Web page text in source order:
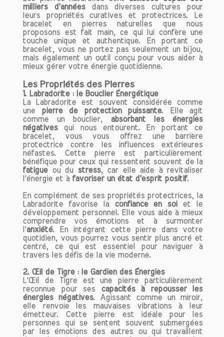
milliers d'annéesdans diverses cultures pour
leurs propriétés curatives et protectrices. Le
bracelet en pierres naturelles que nous
proposons est fait main, ce qui lui confère une
touche unique et authentique. En portant ce
bracelet, vous ne portez pas seulement un bijou,
mais également un outil conçu pour vous aider à
mieux gérer votre énergie quotidienne.
Les Propriétés des Pierres
1. Labradorite : le Bouclier Énergétique
La Labradorite est souvent considérée comme
une pierre de protection puissante. Elle agit
comme un bouclier, absorbant les énergies
négativesqui nous entourent. En portant ce
bracelet, vous vous offrez une barrière
protectrice contre les influences extérieures
néfastes. Cette pierre est particulièrement
bénéfique pour ceux qui ressentent souvent de la
fatigueou du stress, car elle aide à revitaliser
l'énergie et à favoriser un état d'esprit positif.
En complément de ses propriétés protectrices, la
Labradorite favorise la confiance en soiet le
développement personnel. Elle vous aide à mieux
comprendre vos émotions et à surmonter
l'anxiété. En intégrant cette pierre dans votre
quotidien, vous pourrez vous sentir plus ancré et
centré, ce qui est essentiel pour naviguer à
travers les défis de la vie moderne.
2. Œil de Tigre : le Gardien des Énergies
L'Œil de Tigre est une pierre particulièrement
reconnue pour ses capacités à repousser les
énergies négatives. Agissant comme un miroir,
elle renvoie les mauvaises vibrations à leur
émetteur. Cette pierre est idéale pour les
personnes qui se sentent souvent submergées
par les émotions des autres ou qui travaillent